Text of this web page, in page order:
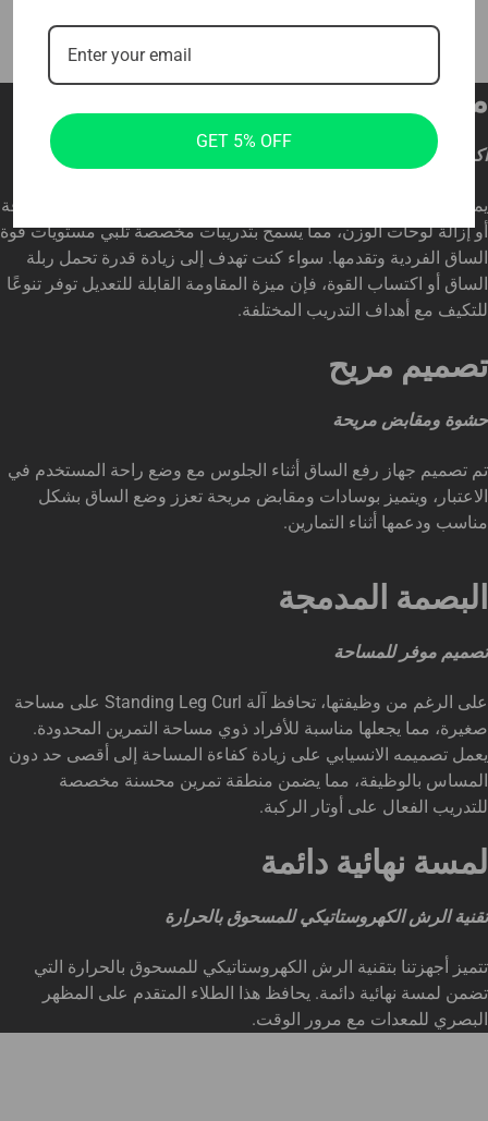
مقاومة قابلة للتعديل
أكوام الوزن للتخصيص
يمكن للمستخدمين ضبط مستويات المقاومة بسهولة عن طريق إضافة
أو إزالة لوحات الوزن، مما يسمح بتدريبات مخصصة تلبي مستويات قوة
الساق الفردية وتقدمها. سواء كنت تهدف إلى زيادة قدرة تحمل ربلة
الساق أو اكتساب القوة، فإن ميزة المقاومة القابلة للتعديل توفر تنوعًا
للتكيف مع أهداف التدريب المختلفة.
تصميم مريح
حشوة ومقابض مريحة
تم تصميم جهاز رفع الساق أثناء الجلوس مع وضع راحة المستخدم في
الاعتبار، ويتميز بوسادات ومقابض مريحة تعزز وضع الساق بشكل
مناسب ودعمها أثناء التمارين.
البصمة المدمجة
تصميم موفر للمساحة
على الرغم من وظيفتها، تحافظ آلة Standing Leg Curl على مساحة
صغيرة، مما يجعلها مناسبة للأفراد ذوي مساحة التمرين المحدودة.
يعمل تصميمه الانسيابي على زيادة كفاءة المساحة إلى أقصى حد دون
المساس بالوظيفة، مما يضمن منطقة تمرين محسنة مخصصة
للتدريب الفعال على أوتار الركبة.
لمسة نهائية دائمة
تقنية الرش الكهروستاتيكي للمسحوق بالحرارة
تتميز أجهزتنا بتقنية الرش الكهروستاتيكي للمسحوق بالحرارة التي
تضمن لمسة نهائية دائمة. يحافظ هذا الطلاء المتقدم على المظهر
البصري للمعدات مع مرور الوقت.
GET 5% OFF